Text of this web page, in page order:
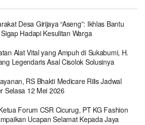
Desa Girijaya “Aseng”: Ikhlas Bantu
Hadapi Kesulitan Warga
Alat Vital yang Ampuh di Sukabumi, H.
Legendaris Asal Cisolok Solusinya
RS Bhakti Medicare Rilis Jadwal
Selasa 12 Mei 2026
Forum CSR Cicurug, PT KG Fashion
Ucapan Selamat Kepada Jaya